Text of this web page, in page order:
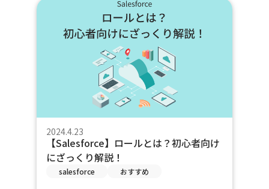
2024.4.23
【Salesforce】ロールとは？初心者向け
にざっくり解説！
salesforce おすすめ